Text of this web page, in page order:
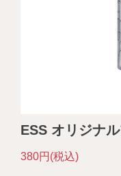
ESS オリジナ
380円(税込)